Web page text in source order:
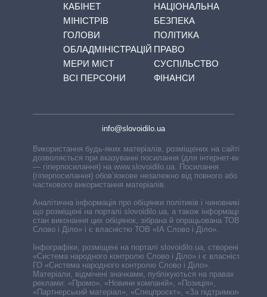
КАБІНЕТ
МІНІСТРІВ
ГОЛОВИ
ОБЛАДМІНІСТРАЦІЙ
МЕРИ МІСТ
ВСІ ПЕРСОНИ
НАЦІОНАЛЬНА
БЕЗПЕКА
ПОЛІТИКА
ПРАВО
СУСПІЛЬСТВО
ФІНАНСИ
info@slovoidilo.ua
Використання будь-яких матеріалів, розміщених на сайті,
дозволяється при вказуванні посилання (для інтернет-видань
— гіперпосилання) на www.slovoidilo.ua. Посилання
(гіперпосилання) обов’язкове незалежно від повного або
часткового використання матеріалів.
Аналітична інформація про обіцянки політиків і чиновників,
що розміщені на порталі slovoidilo.ua, а також інформація про
стан виконання цих обіцянок, зібрана й опрацьована ТОВ «ІА
Слово і Діло» і є власністю ТОВ «ІА Слово і Діло».
Інфографіки, розміщені на порталі slovoidilo.ua, створені ГО
«Система народного контролю Слово і Діло» і є власністю
ГО «Система народного контролю Слово і Діло».
Матеріали, відмічені значками, публікуються на правах
реклами: «Промо», «Новини компаній», «Позиція»,
«Партнерський матеріал», «Спецпроєкт», «За підтримки».